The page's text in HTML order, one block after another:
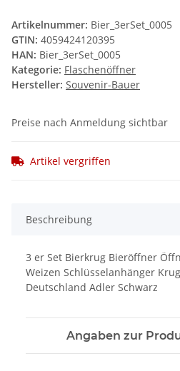
Artikelnummer: Bier_3erSet_0005
GTIN: 4059424120395
HAN: Bier_3erSet_0005
Kategorie: Flaschenöffner
Hersteller: Souvenir-Bauer
Preise nach Anmeldung sichtbar
Artikel vergriffen
Beschreibung
3 er Set Bierkrug Bieröffner
Weizen Schlüsselanhänger
Deutschland Adler Schwarz
Angaben zur